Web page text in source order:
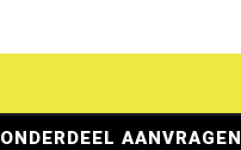
ONDERDEEL AANVRAGEN